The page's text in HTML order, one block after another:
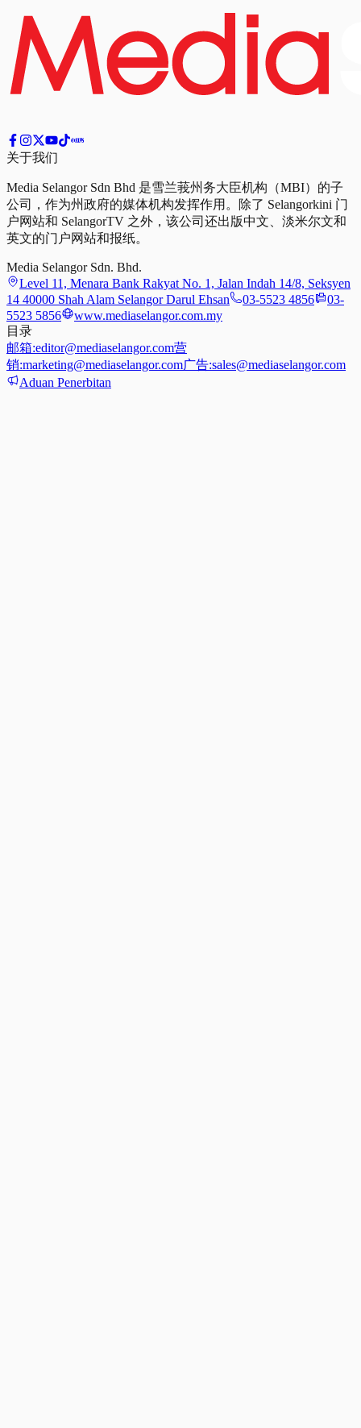
关于我们
Media Selangor Sdn Bhd 是雪兰莪州务大臣机构（MBI）的子
公司，作为州政府的媒体机构发挥作用。除了 Selangorkini 门
户网站和 SelangorTV 之外，该公司还出版中文、淡米尔文和
英文的门户网站和报纸。
Media Selangor Sdn. Bhd.
Level 11, Menara Bank Rakyat No. 1, Jalan Indah 14/8, Seksyen
14 40000 Shah Alam Selangor Darul Ehsan
03-5523 4856
03-
5523 5856
www.mediaselangor.com.my
目录
邮箱:editor@mediaselangor.com营
销:marketing@mediaselangor.com广告:sales@mediaselangor.com
Aduan Penerbitan